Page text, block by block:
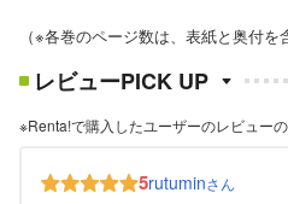
（※各巻のページ数は、表紙と奥付を
レビューPICK UP
※Renta!で購入したユーザーのレビュー
5rutuminさん